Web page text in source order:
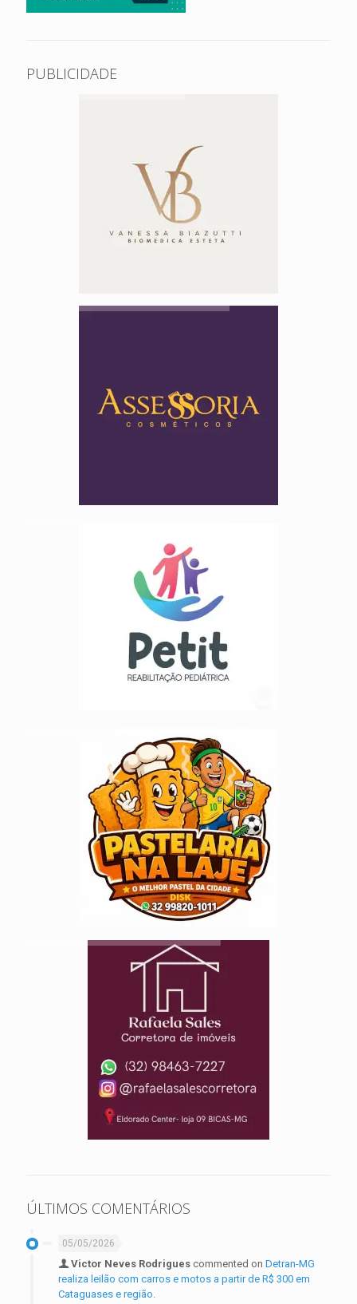
PUBLICIDADE
ÚLTIMOS COMENTÁRIOS
05/05/2026
Victor Neves Rodrigues commented on Detran-MG
realiza leilão com carros e motos a partir de R$ 300 em
Cataguases e região.